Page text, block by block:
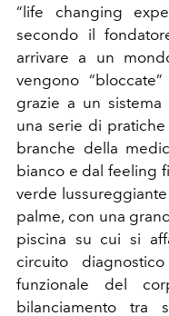
“life changing
secondo il
arrivare a un
vengono
grazie a un sistema
una serie di
branche della
bianco e dal feeling
verde
palme, con una
piscina su cui si
circuito
funzionale del
bilanciamento tra